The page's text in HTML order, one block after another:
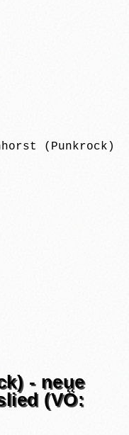
(Punkrock)
- neue
(VÖ: